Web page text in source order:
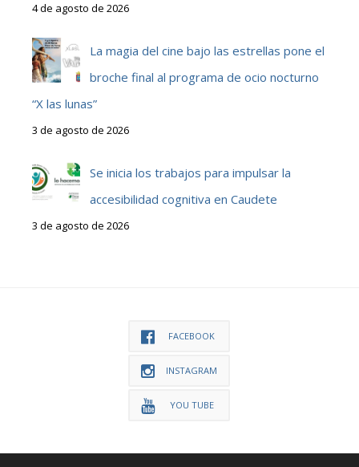
4 de agosto de 2026
La magia del cine bajo las estrellas pone el
broche final al programa de ocio nocturno
“X las lunas”
3 de agosto de 2026
Se inicia los trabajos para impulsar la
accesibilidad cognitiva en Caudete
3 de agosto de 2026
FACEBOOK
INSTAGRAM
YOU TUBE